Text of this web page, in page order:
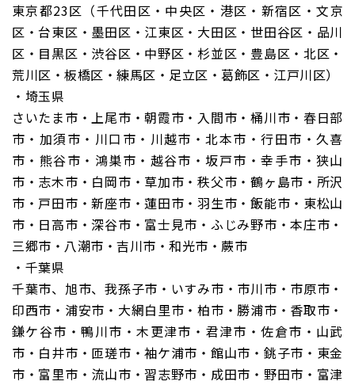
東京都23区（千代田区・中央区・港区・新宿区・文京
区・台東区・墨田区・江東区・大田区・世田谷区・品川
区・目黒区・渋谷区・中野区・杉並区・豊島区・北区・
荒川区・板橋区・練馬区・足立区・葛飾区・江戸川区）
・埼玉県
さいたま市・上尾市・朝霞市・入間市・桶川市・春日部
市・加須市・川口市・川越市・北本市・行田市・久喜
市・熊谷市・鴻巣市・越谷市・坂戸市・幸手市・狭山
市・志木市・白岡市・草加市・秩父市・鶴ヶ島市・所沢
市・戸田市・新座市・蓮田市・羽生市・飯能市・東松山
市・日高市・深谷市・富士見市・ふじみ野市・本庄市・
三郷市・八潮市・吉川市・和光市・蕨市
・千葉県
千葉市、旭市、我孫子市・いすみ市・市川市・市原市・
印西市・浦安市・大網白里市・柏市・勝浦市・香取市・
鎌ケ谷市・鴨川市・木更津市・君津市・佐倉市・山武
市・白井市・匝瑳市・袖ケ浦市・館山市・銚子市・東金
市・富里市・流山市・習志野市・成田市・野田市・富津